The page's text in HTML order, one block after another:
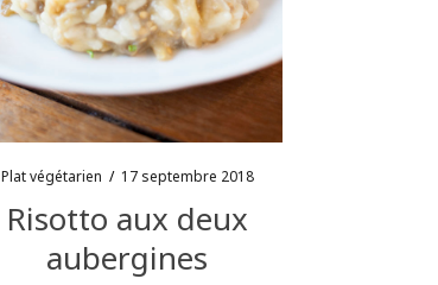
Plat végétarien / 17 septembre 2018
Risotto aux deux
aubergines